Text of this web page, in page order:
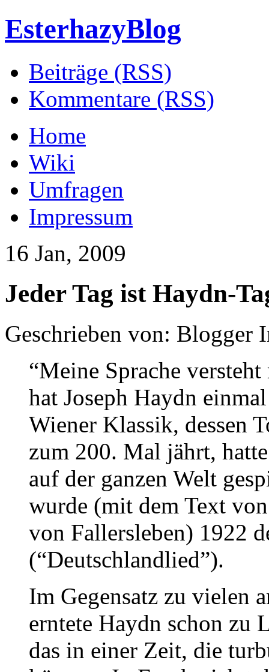
EsterhazyBlog
Beiträge (RSS)
Kommentare (RSS)
Home
Wiki
Umfragen
Impressum
16 Jan, 2009
Jeder Tag ist Haydn-
Geschrieben von: Blogger
“Meine Sprache
hat Joseph Haydn
Wiener Klassik, dessen
zum 200. Mal jährt,
auf der ganzen Welt
wurde (mit dem Text
von Fallersleben) 1922
(“Deutschlandlied”).
Im Gegensatz zu vielen
erntete Haydn schon zu
das in einer Zeit, die